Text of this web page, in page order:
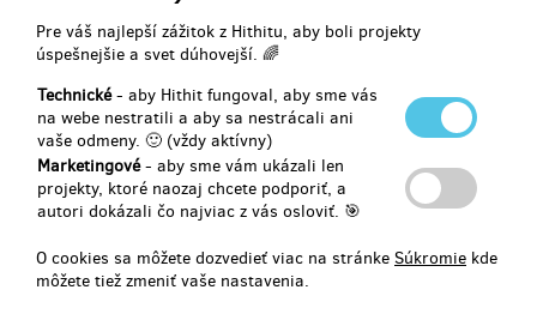
Pre váš najlepší zážitok z Hithitu, aby boli projekty
úspešnejšie a svet dúhovejší. 🌈
Technické- aby Hithit fungoval, aby sme vás
na webe nestratili a aby sa nestrácali ani
vaše odmeny. 🙂 (vždy aktívny)
Marketingové- aby sme vám ukázali len
projekty, ktoré naozaj chcete podporiť, a
autori dokázali čo najviac z vás osloviť. 🎯
O cookies sa môžete dozvedieť viac na stránke Súkromie kde
môžete tiež zmeniť vaše nastavenia.
na Hithitu
74,35 €
(1 800 Kč
Všechno v krabici